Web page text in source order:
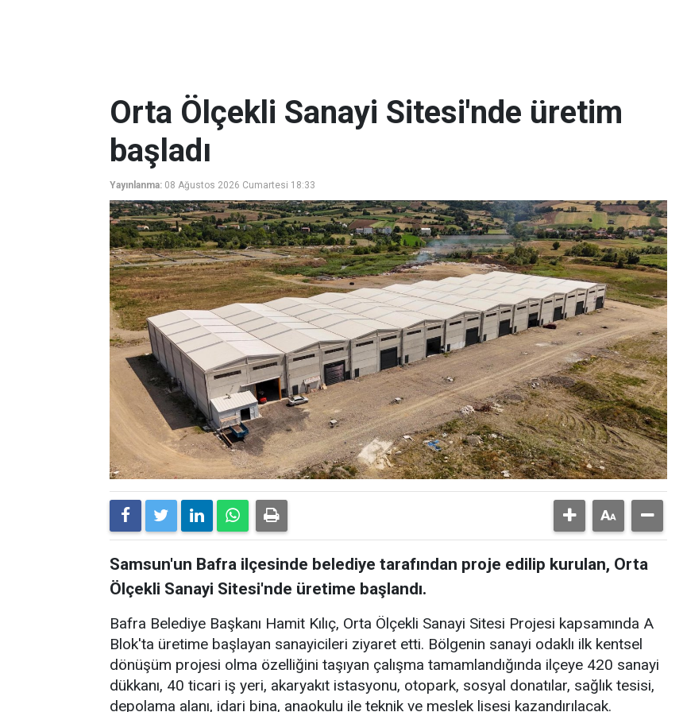
Orta Ölçekli Sanayi Sitesi'nde üretim
başladı
Yayınlanma: 08 Ağustos 2026 Cumartesi 18:33
Samsun'un Bafra ilçesinde belediye tarafından proje edilip kurulan, Orta
Ölçekli Sanayi Sitesi'nde üretime başlandı.
Bafra Belediye Başkanı Hamit Kılıç, Orta Ölçekli Sanayi Sitesi Projesi kapsamında A
Blok'ta üretime başlayan sanayicileri ziyaret etti. Bölgenin sanayi odaklı ilk kentsel
dönüşüm projesi olma özelliğini taşıyan çalışma tamamlandığında ilçeye 420 sanayi
dükkanı, 40 ticari iş yeri, akaryakıt istasyonu, otopark, sosyal donatılar, sağlık tesisi,
depolama alanı, idari bina, anaokulu ile teknik ve meslek lisesi kazandırılacak.